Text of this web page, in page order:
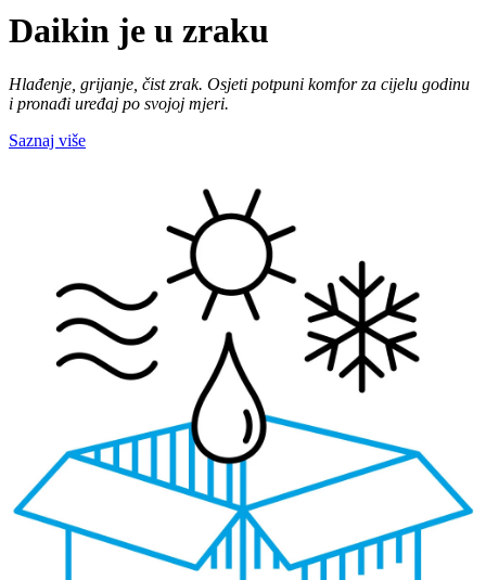
Daikin je u zraku
Hlađenje, grijanje, čist zrak. Osjeti potpuni komfor za cijelu godinu
i pronađi uređaj po svojoj mjeri.
Saznaj više